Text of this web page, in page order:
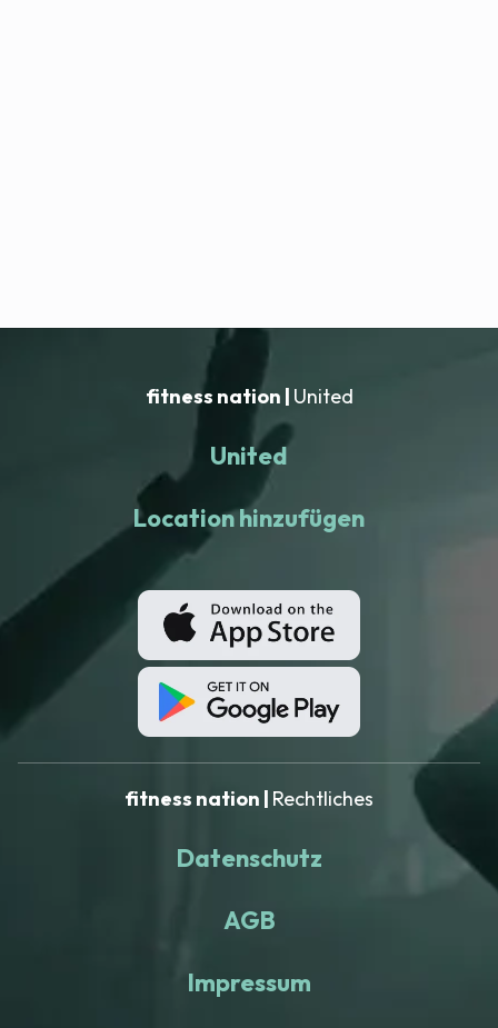
fitness nation | United
United
Location hinzufügen
fitness nation | Rechtliches
Datenschutz
AGB
Impressum